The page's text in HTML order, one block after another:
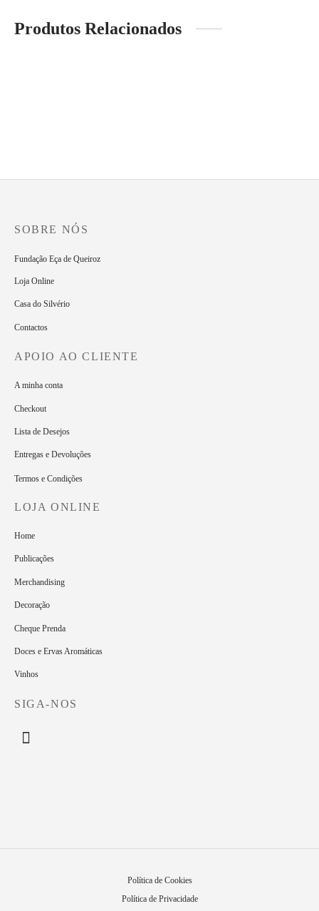
Produtos Relacionados
SOBRE NÓS
Fundação Eça de Queiroz
Loja Online
Casa do Silvério
Contactos
APOIO AO CLIENTE
A minha conta
Checkout
Lista de Desejos
Entregas e Devoluções
Termos e Condições
LOJA ONLINE
Home
Publicações
Merchandising
Decoração
Cheque Prenda
Doces e Ervas Aromáticas
Vinhos
SIGA-NOS
Política de Cookies
Política de Privacidade